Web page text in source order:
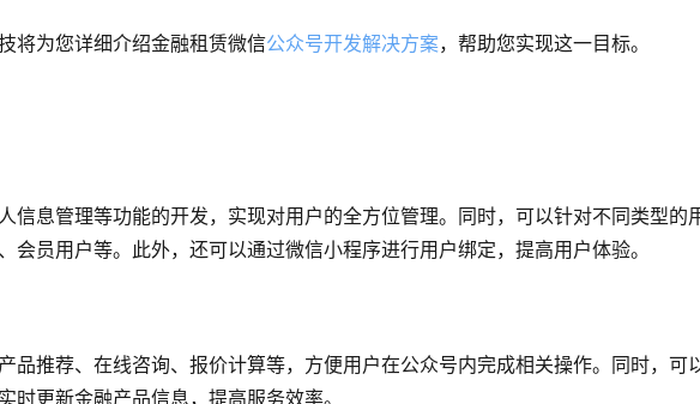
将为您详细介绍金融租赁微信公众号开发解决方案，帮助您实现这一目标。
信息管理等功能的开发，实现对用户的全方位管理。同时，可以针对不同类型的
会员用户等。此外，还可以通过微信小程序进行用户绑定，提高用户体验。
品推荐、在线咨询、报价计算等，方便用户在公众号内完成相关操作。同时，可
时更新金融产品信息，提高服务效率。